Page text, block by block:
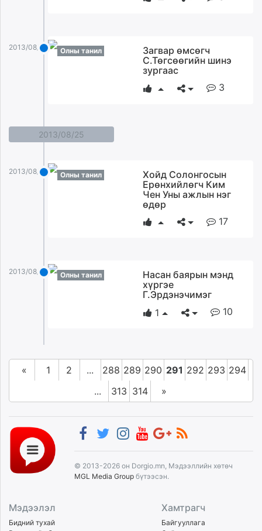
2013/08/26 Олны танил
Загвар өмсөгч
С.Төгсөөгийн шинэ
зургаас
3
2013/08/25
2013/08/25 Олны танил
Хойд Солонгосын
Ерөнхийлөгч Ким
Чен Уны ажлын нэг
өдөр
17
2013/08/25 Олны танил
Насан баярын мэнд
хүргэе
Г.Эрдэнэчимэг
1
10
« 1 2 ... 288 289 290 291 292 293 294
...
313 314 »
© 2013-2026 он Dorgio.mn, Мэдээллийн хөтөч
MGL Media Group бүтээсэн.
Мэдээлэл
Бидний тухай
Хамтрагч
Байгууллага